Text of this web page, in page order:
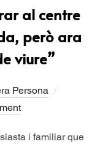
al centre
però ara
viure”
Persona
i familiar que